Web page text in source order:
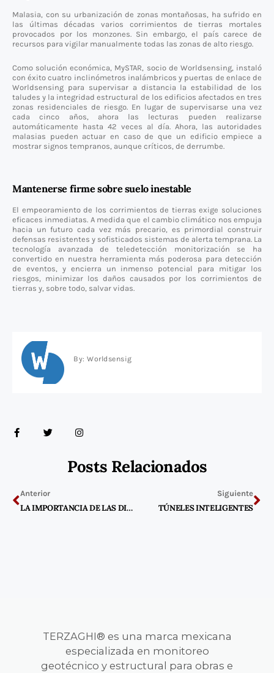
Malasia, con su urbanización de zonas montañosas, ha sufrido en
las últimas décadas varios corrimientos de tierras mortales
provocados por los monzones. Sin embargo, el país carece de
recursos para vigilar manualmente todas las zonas de alto riesgo.
Como solución económica, MySTAR, socio de Worldsensing, instaló
con éxito cuatro inclinómetros inalámbricos y puertas de enlace de
Worldsensing para supervisar a distancia la estabilidad de los
taludes y la integridad estructural de los edificios afectados en tres
zonas residenciales de riesgo. En lugar de supervisarse una vez
cada cinco años, ahora las lecturas pueden realizarse
automáticamente hasta 42 veces al día. Ahora, las autoridades
malasias pueden actuar en caso de que un edificio empiece a
mostrar signos tempranos, aunque críticos, de derrumbe.
Mantenerse firme sobre suelo inestable
El empeoramiento de los corrimientos de tierras exige soluciones
eficaces inmediatas. A medida que el cambio climático nos empuja
hacia un futuro cada vez más precario, es primordial construir
defensas resistentes y sofisticados sistemas de alerta temprana. La
tecnología avanzada de teledetección monitorización se ha
convertido en nuestra herramienta más poderosa para detección
de eventos, y encierra un inmenso potencial para mitigar los
riesgos, minimizar los daños causados por los corrimientos de
tierras y, sobre todo, salvar vidas.
By: Worldsensig
a
c
f
w
i
n
s
g
r
Posts Relacionados
Anterior
LA IMPORTANCIA DE LAS DISCONTINUIDADES EN EL ESTUDIO DE MACIZOS ROCOSOS Y TALUDES
Siguiente
TÚNELES INTELIGENTES
TERZAGHI® es una marca mexicana
especializada en monitoreo
geotécnico y estructural para obras e